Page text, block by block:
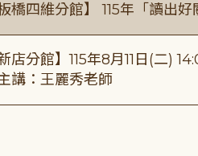
板橋四維分館】 115年「讀出
新店分館】115年8月11日(二)
講：王麗秀老師